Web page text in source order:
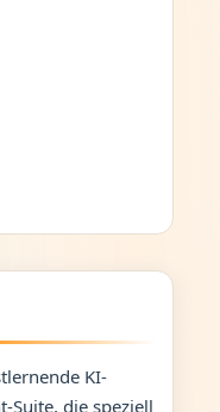
KI-
Suite, die speziell